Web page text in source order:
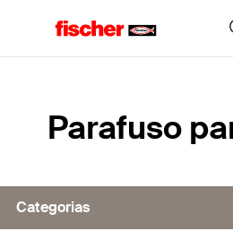
Parafuso
Categorias